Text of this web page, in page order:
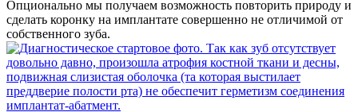
Опционально мы получаем возможность повторить природу и
сделать коронку на имплантате совершенно не отличимой от
собственного зуба.